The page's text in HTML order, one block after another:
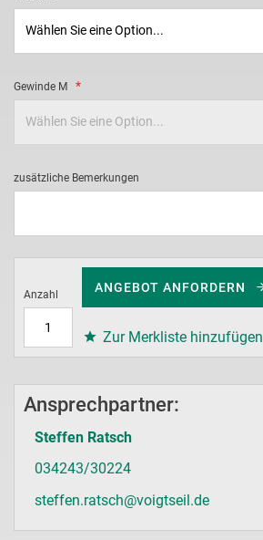
Gewinde M
zusätzliche Bemerkungen
Anzahl
ANGEBOT ANFORDERN
Zur Merkliste hinzufügen
Ansprechpartner:
Steffen Ratsch
034243/30224
steffen.ratsch@voigtseil.de